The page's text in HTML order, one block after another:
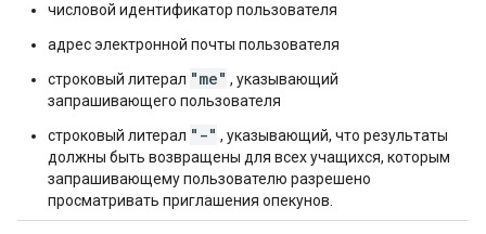
числовой идентификатор пользователя
адрес электронной почты пользователя
строковый литерал "me" , указывающий
запрашивающего пользователя
строковый литерал "-" , указывающий, что результаты
должны быть возвращены для всех учащихся, которым
запрашивающему пользователю разрешено
просматривать приглашения опекунов.